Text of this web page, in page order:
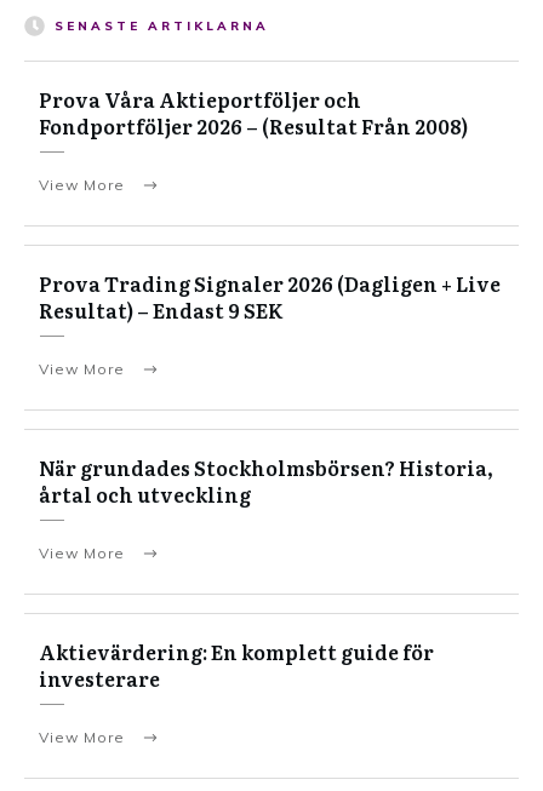
SENASTE ARTIKLARNA
Prova Våra Aktieportföljer och
Fondportföljer 2026 – (Resultat Från 2008)
View More
Prova Trading Signaler 2026 (Dagligen + Live
Resultat) – Endast 9 SEK
View More
När grundades Stockholmsbörsen? Historia,
årtal och utveckling
View More
Aktievärdering: En komplett guide för
investerare
View More